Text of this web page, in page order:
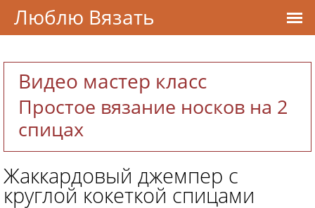
Видео мастер класс
Простое вязание носков на 2
спицах
Жаккардовый джемпер с
круглой кокеткой спицами
Люблю Вязать